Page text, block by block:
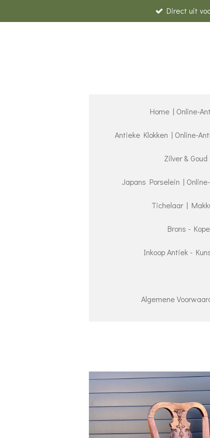
direct
Direct uit
Home | Online-
Antieke Klokken | Online-
Zilver &
Japans Porselein |
Tichelaar |
Brons -
Inkoop Antiek -
Algemene